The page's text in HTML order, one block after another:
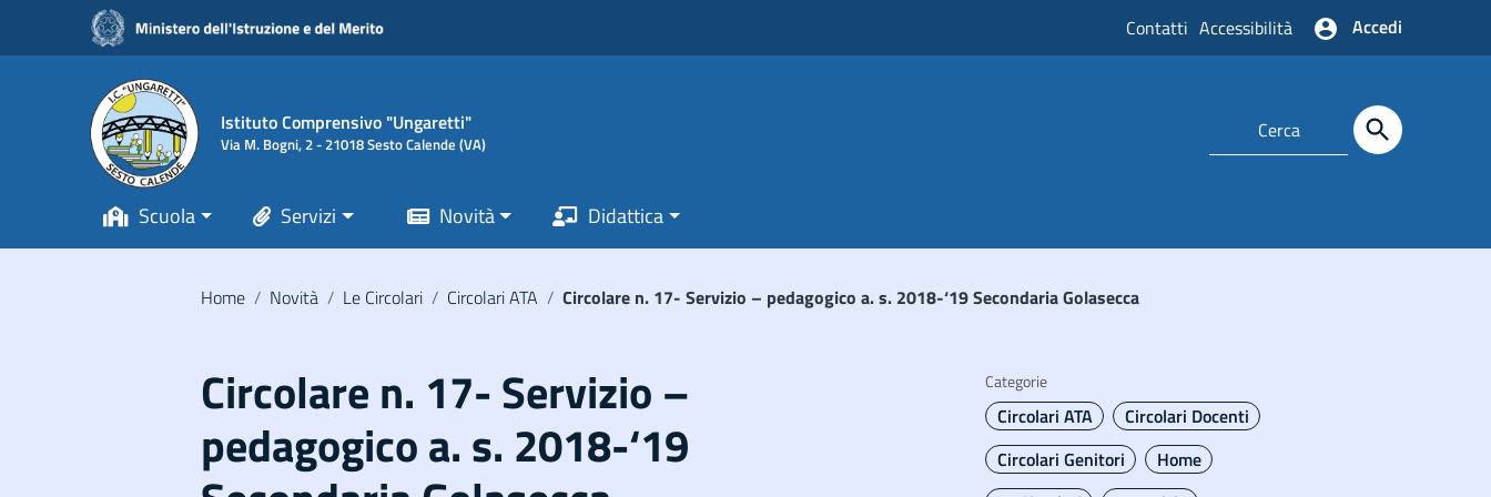
Vai ai contenuti
Vai al menu di navigazione
Vai al footer
Contatti Accessibilità Accedi
Istituto Comprensivo "Ungaretti"
Via M. Bogni, 2 - 21018 Sesto Calende (VA)
Scuola Servizi Novità Didattica
Home / Novità / Le Circolari / Circolari ATA / Circolare n. 17- Servizio – pedagogico a. s. 2018-‘19 Secondaria Golasecca
Circolare n. 17- Servizio –
pedagogico a. s. 2018-‘19
Categorie
Circolari ATA
Circolari Docenti
Circolari Genitori
Home